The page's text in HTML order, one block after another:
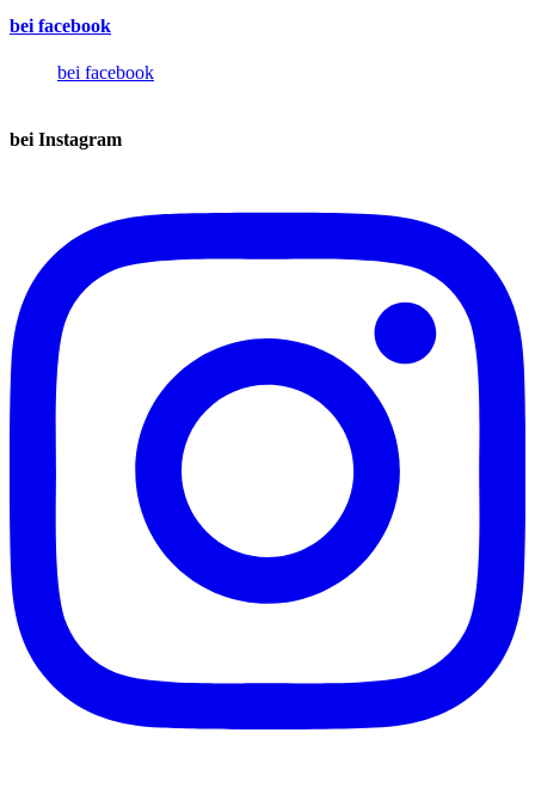
bei facebook
bei facebook
bei Instagram